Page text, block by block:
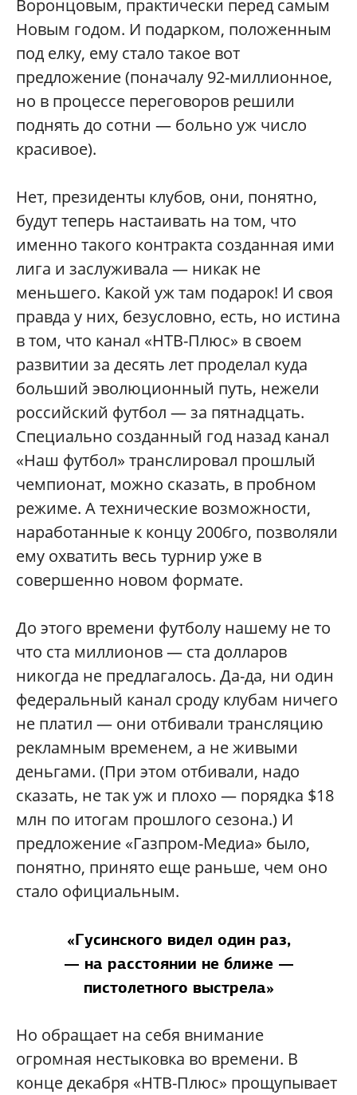
Воронцовым, практически перед самым
Новым годом. И подарком, положенным
под елку, ему стало такое вот
предложение (поначалу 92-миллионное,
но в процессе переговоров решили
поднять до сотни — больно уж число
красивое).
Нет, президенты клубов, они, понятно,
будут теперь настаивать на том, что
именно такого контракта созданная ими
лига и заслуживала — никак не
меньшего. Какой уж там подарок! И своя
правда у них, безусловно, есть, но истина
в том, что канал «НТВ-Плюс» в своем
развитии за десять лет проделал куда
больший эволюционный путь, нежели
российский футбол — за пятнадцать.
Специально созданный год назад канал
«Наш футбол» транслировал прошлый
чемпионат, можно сказать, в пробном
режиме. А технические возможности,
наработанные к концу 2006го, позволяли
ему охватить весь турнир уже в
совершенно новом формате.
До этого времени футболу нашему не то
что ста миллионов — ста долларов
никогда не предлагалось. Да-да, ни один
федеральный канал сроду клубам ничего
не платил — они отбивали трансляцию
рекламным временем, а не живыми
деньгами. (При этом отбивали, надо
сказать, не так уж и плохо — порядка $18
млн по итогам прошлого сезона.) И
предложение «Газпром-Медиа» было,
понятно, принято еще раньше, чем оно
стало официальным.
«Гусинского видел один раз,
— на расстоянии не ближе —
пистолетного выстрела»
Но обращает на себя внимание
огромная нестыковка во времени. В
конце декабря «НТВ-Плюс» прощупывает